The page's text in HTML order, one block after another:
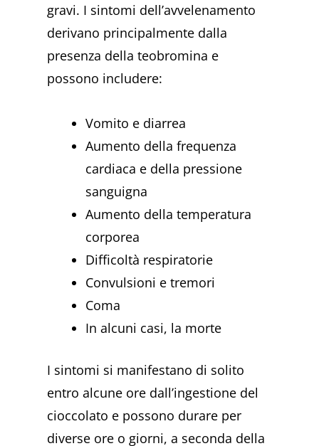
gravi. I sintomi dell’avvelenamento
derivano principalmente dalla
presenza della teobromina e
possono includere:
Vomito e diarrea
Aumento della frequenza
cardiaca e della pressione
sanguigna
Aumento della temperatura
corporea
Difficoltà respiratorie
Convulsioni e tremori
Coma
In alcuni casi, la morte
I sintomi si manifestano di solito
entro alcune ore dall’ingestione del
cioccolato e possono durare per
diverse ore o giorni, a seconda della